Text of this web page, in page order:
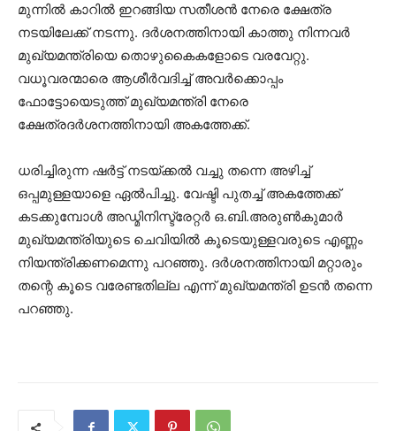
മുന്നിൽ കാറിൽ ഇറങ്ങിയ സതീശൻ നേരെ ക്ഷേത്ര
നടയിലേക്ക് നടന്നു. ദർശനത്തിനായി കാത്തു നിന്നവർ
മുഖ്യമന്ത്രിയെ തൊഴുകൈകളോടെ വരവേറ്റു.
വധൂവരന്മാരെ ആശീർവദിച്ച് അവർക്കൊപ്പം
ഫോട്ടോയെടുത്ത് മുഖ്യമന്ത്രി നേരെ
ക്ഷേത്രദർശനത്തിനായി അകത്തേക്ക്.
ധരിച്ചിരുന്ന ഷർട്ട് നടയ്ക്കൽ വച്ചു തന്നെ അഴിച്ച്
ഒപ്പമുള്ളയാളെ ഏൽപിച്ചു. വേഷ്ടി പുതച്ച് അകത്തേക്ക്
കടക്കുമ്പോൾ അഡ്മിനിസ്ട്രേറ്റർ ഒ.ബി.അരുൺകുമാർ
മുഖ്യമന്ത്രിയുടെ ചെവിയിൽ കൂടെയുള്ളവരുടെ എണ്ണം
നിയന്ത്രിക്കണമെന്നു പറഞ്ഞു. ദർശനത്തിനായി മറ്റാരും
തന്റെ കൂടെ വരേണ്ടതില്ല എന്ന് മുഖ്യമന്ത്രി ഉടൻ തന്നെ
പറഞ്ഞു.